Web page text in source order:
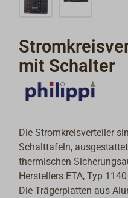
mit Schalter
Die Stromkreisverteiler
Schalttafeln,
thermischen
Herstellers ETA, Typ
Die Trägerplatten aus